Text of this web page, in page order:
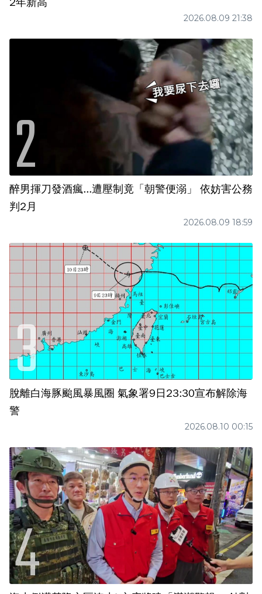
2026.08.09 21:38
醉男揮刀發酒瘋...遭壓制竟「朝警便溺」 依妨害公務
判2月
2026.08.09 18:59
脫離白海豚颱風暴風圈 氣象署9日23:30宣布解除海
警
2026.08.10 00:15